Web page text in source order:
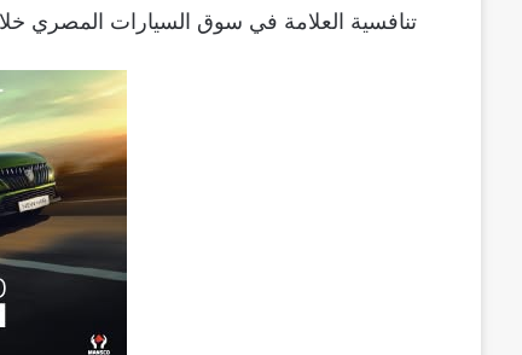
تنافسية العلامة في سوق السيارات المصري